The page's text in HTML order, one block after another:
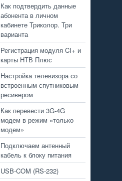
Как подтвердить данные
абонента в личном
кабинете Триколор. Три
варианта
Регистрация модуля CI+ и
карты НТВ Плюс
Настройка телевизора со
встроенным спутниковым
ресивером
Как перевести 3G-4G
модем в режим «только
модем»
Подключаем антенный
кабель к блоку питания
USB-COM (RS-232)